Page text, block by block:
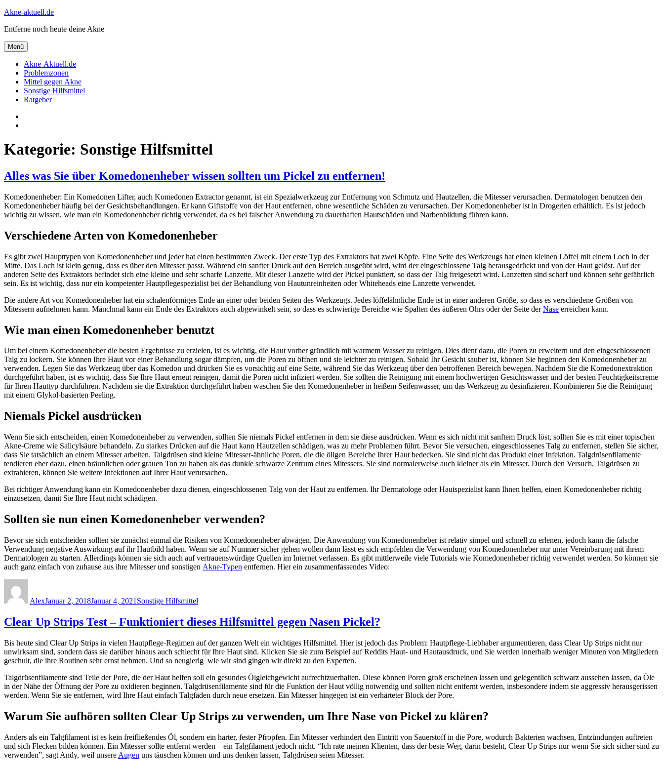
Zum
springen
Akne-aktuell.de
Entferne noch heute deine Akne
Menü
Akne-Aktuell.de
Problemzonen
Mittel gegen Akne
Sonstige Hilfsmittel
Ratgeber
Kategorie: Sonstige Hilfsmittel
Alles was Sie über Komedonenheber wissen sollten um Pickel zu entfernen!
Komedonenheber: Ein Komedonen Lifter, auch Komedonen Extractor genannt, ist ein Spezialwerkzeug zur Entfernung von Schmutz und Hautzellen, die Mitesser verursachen. Dermatologen benutzen den
Komedonenheber häufig bei der Gesichtsbehandlungen. Er kann Giftstoffe von der Haut entfernen, ohne wesentliche Schäden zu verursachen. Der Komedonenheber ist in Drogerien erhältlich. Es ist jedoch
wichtig zu wissen, wie man ein Komedonenheber richtig verwendet, da es bei falscher Anwendung zu dauerhaften Hautschäden und Narbenbildung führen kann.
Verschiedene Arten von Komedonenheber
Es gibt zwei Haupttypen von Komedonenheber und jeder hat einen bestimmten Zweck. Der erste Typ des Extraktors hat zwei Köpfe. Eine Seite des Werkzeugs hat einen kleinen Löffel mit einem Loch in der
Mitte. Das Loch ist klein genug, dass es über den Mitesser passt. Während ein sanfter Druck auf den Bereich ausgeübt wird, wird der eingeschlossene Talg herausgedrückt und von der Haut gelöst. Auf der
anderen Seite des Extraktors befindet sich eine kleine und sehr scharfe Lanzette. Mit dieser Lanzette wird der Pickel punktiert, so dass der Talg freigesetzt wird. Lanzetten sind scharf und können sehr gefährlich
sein. Es ist wichtig, dass nur ein kompetenter Hautpflegespezialist bei der Behandlung von Hautunreinheiten oder Whiteheads eine Lanzette verwendet.
Die andere Art von Komedonenheber hat ein schalenförmiges Ende an einer oder beiden Seiten des Werkzeugs. Jedes löffelähnliche Ende ist in einer anderen Größe, so dass es verschiedene Größen von
Mitessern aufnehmen kann. Manchmal kann ein Ende des Extraktors auch abgewinkelt sein, so dass es schwierige Bereiche wie Spalten des äußeren Ohrs oder der Seite derNase erreichen kann.
Wie man einen Komedonenheber benutzt
Um bei einem Komedonenheber die besten Ergebnisse zu erzielen, ist es wichtig, die Haut vorher gründlich mit warmem Wasser zu reinigen. Dies dient dazu, die Poren zu erweitern und den eingeschlossenen
Talg zu lockern. Sie können Ihre Haut vor einer Behandlung sogar dämpfen, um die Poren zu öffnen und sie leichter zu reinigen. Sobald Ihr Gesicht sauber ist, können Sie beginnen den Komedonenheber zu
verwenden. Legen Sie das Werkzeug über das Komedon und drücken Sie es vorsichtig auf eine Seite, während Sie das Werkzeug über den betroffenen Bereich bewegen. Nachdem Sie die Komedonextraktion
durchgeführt haben, ist es wichtig, dass Sie Ihre Haut erneut reinigen, damit die Poren nicht infiziert werden. Sie sollten die Reinigung mit einem hochwertigen Gesichtswasser und der besten Feuchtigkeitscreme
für Ihren Hauttyp durchführen. Nachdem sie die Extraktion durchgeführt haben waschen Sie den Komedonenheber in heißem Seifenwasser, um das Werkzeug zu desinfizieren. Kombinieren Sie die Reinigung
mit einem Glykol-basierten Peeling.
Niemals Pickel ausdrücken
Wenn Sie sich entscheiden, einen Komedonenheber zu verwenden, sollten Sie niemals Pickel entfernen in dem sie diese ausdrücken. Wenn es sich nicht mit sanftem Druck löst, sollten Sie es mit einer topischen
Akne-Creme wie Salicylsäure behandeln. Zu starkes Drücken auf die Haut kann Hautzellen schädigen, was zu mehr Problemen führt. Bevor Sie versuchen, eingeschlossenes Talg zu entfernen, stellen Sie sicher,
dass Sie tatsächlich an einem Mitesser arbeiten. Talgdrüsen sind kleine Mitesser-ähnliche Poren, die die öligen Bereiche Ihrer Haut bedecken. Sie sind nicht das Produkt einer Infektion. Talgdrüsenfilamente
tendieren eher dazu, einen bräunlichen oder grauen Ton zu haben als das dunkle schwarze Zentrum eines Mitessers. Sie sind normalerweise auch kleiner als ein Mitesser. Durch den Versuch, Talgdrüsen zu
extrahieren, können Sie weitere Infektionen auf Ihrer Haut verursachen.
Bei richtiger Anwendung kann ein Komedonenheber dazu dienen, eingeschlossenen Talg von der Haut zu entfernen. Ihr Dermatologe oder Hautspezialist kann Ihnen helfen, einen Komedonenheber richtig
einzusetzen, damit Sie Ihre Haut nicht schädigen.
Sollten sie nun einen Komedonenheber verwenden?
Bevor sie sich entscheiden sollten sie zunächst einmal die Risiken von Komedonenheber abwägen. Die Anwendung von Komedonenheber ist relativ simpel und schnell zu erlenen, jedoch kann die falsche
Verwendung negative Auswirkung auf ihr Hautbild haben. Wenn sie auf Nummer sicher gehen wollen dann lässt es sich empfehlen die Verwendung von Komedonenheber nur unter Vereinbarung mit ihrem
Dermatologen zu starten. Allerdings können sie sich auch auf vertrauenswürdige Quellen im Internet verlassen. Es gibt mittlerweile viele Tutorials wie Komedonenheber richtig verwendet werden. So können sie
auch ganz einfach von zuhause aus ihre Mitesser und sonstigen Akne-Typen entfernen. Hier ein zusammenfassendes Video:
AlexJanuar 2, 2018Januar 4, 2021 Sonstige Hilfsmittel
Clear Up Strips Test – Funktioniert dieses Hilfsmittel gegen Nasen Pickel?
Bis heute sind Clear Up Strips in vielen Hautpflege-Regimen auf der ganzen Welt ein wichtiges Hilfsmittel. Hier ist jedoch das Problem: Hautpflege-Liebhaber argumentieren, dass Clear Up Strips nicht nur
unwirksam sind, sondern dass sie darüber hinaus auch schlecht für Ihre Haut sind. Klicken Sie sie zum Beispiel auf Reddits Haut- und Hautausdruck, und Sie werden innerhalb weniger Minuten von Mitgliedern
geschult, die ihre Routinen sehr ernst nehmen. Und so neugierig wie wir sind gingen wir direkt zu den Experten.
Talgdrüsenfilamente sind Teile der Pore, die der Haut helfen soll ein gesundes Ölgleichgewicht aufrechtzuerhalten. Diese können Poren groß erscheinen lassen und gelegentlich schwarz aussehen lassen, da Öle
in der Nähe der Öffnung der Pore zu oxidieren beginnen. Talgdrüsenfilamente sind für die Funktion der Haut völlig notwendig und sollten nicht entfernt werden, insbesondere indem sie aggressiv herausgerissen
werden. Wenn Sie sie entfernen, wird Ihre Haut einfach Talgfäden durch neue ersetzen. Ein Mitesser hingegen ist ein verhärteter Block der Pore.
Warum Sie aufhören sollten Clear Up Strips zu verwenden, um Ihre Nase von Pickel zu klären?
Anders als ein Talgfilament ist es kein freifließendes Öl, sondern ein harter, fester Pfropfen. Ein Mitesser verhindert den Eintritt von Sauerstoff in die Pore, wodurch Bakterien wachsen, Entzündungen auftreten
und sich Flecken bilden können. Ein Mitesser sollte entfernt werden – ein Talgfilament jedoch nicht. “Ich rate meinen Klienten, dass der beste Weg, darin besteht, Clear Up Strips nur wenn Sie sich sicher sind zu
verwenden”, sagt Andy, weil unsere Augen uns täuschen können und uns denken lassen, Talgdrüsen seien Mitesser.